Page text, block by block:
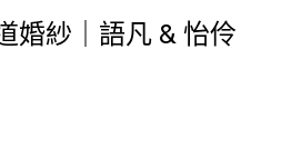
婚紗｜語凡 & 怡伶